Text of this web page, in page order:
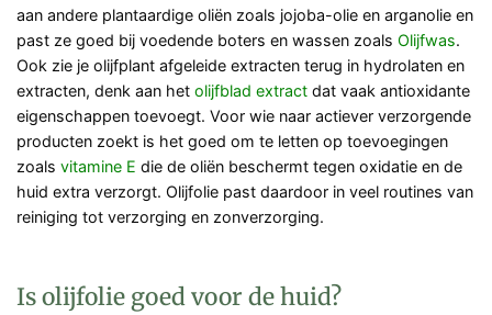
aan andere plantaardige oliën zoals jojoba-olie en arganolie en
past ze goed bij voedende boters en wassen zoals Olijfwas.
Ook zie je olijfplant afgeleide extracten terug in hydrolaten en
extracten, denk aan het olijfblad extract dat vaak antioxidante
eigenschappen toevoegt. Voor wie naar actiever verzorgende
producten zoekt is het goed om te letten op toevoegingen
zoals vitamine E die de oliën beschermt tegen oxidatie en de
huid extra verzorgt. Olijfolie past daardoor in veel routines van
reiniging tot verzorging en zonverzorging.
Is olijfolie goed voor de huid?